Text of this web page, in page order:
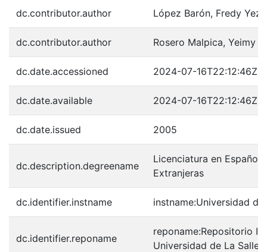
dc.contributor.author López Barón, Fredy
dc.contributor.author Rosero Malpica, Yeimy
dc.date.accessioned 2024-07-16T22:12:46Z
dc.date.available 2024-07-16T22:12:46Z
dc.date.issued 2005
dc.description.degreename
Licenciatura en Español
Extranjeras
dc.identifier.instname instname:Universidad de
dc.identifier.reponame
reponame:Repositorio
Universidad de La Salle